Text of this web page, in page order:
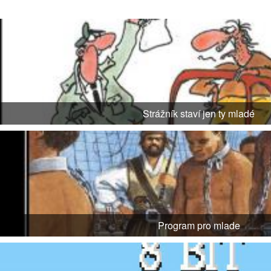
Strážník staví jen ty mladé
Program pro mlade